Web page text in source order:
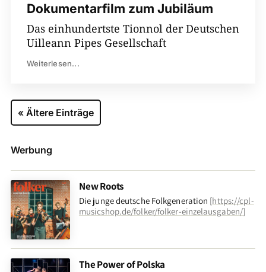
Dokumentarfilm zum Jubiläum
Das einhundertste Tionnol der Deutschen
Uilleann Pipes Gesellschaft
Weiterlesen...
« Ältere Einträge
Werbung
New Roots
Die junge deutsche Folkgeneration [https://cpl-
musicshop.de/folker/folker-einzelausgaben/]
The Power of Polska